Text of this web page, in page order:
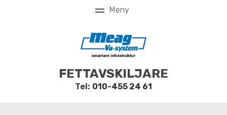
FETTAVSKILJARE
Tel: 010-455 24 61